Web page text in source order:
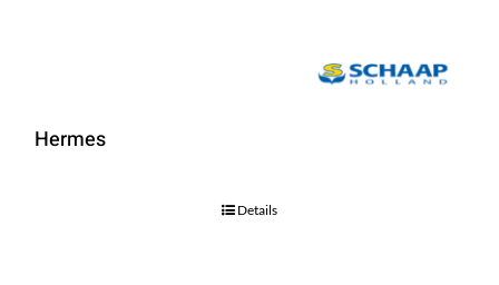
Hermes
Details